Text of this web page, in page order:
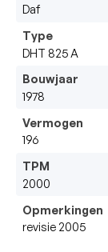
Daf
Type
DHT 825 A
Bouwjaar
1978
Vermogen
196
TPM
2000
Opmerkingen
revisie 2005